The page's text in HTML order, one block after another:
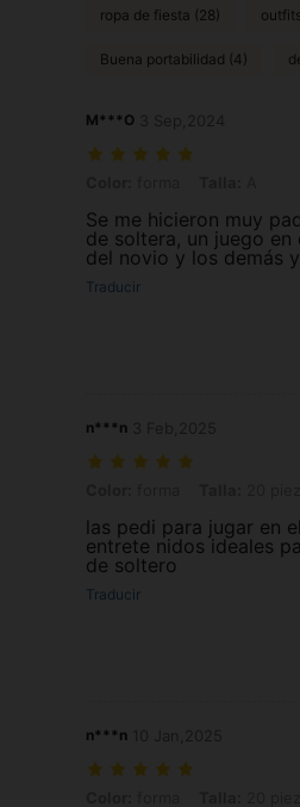
ropa de fiesta (28)
Buena portabilidad (4)
M***O
Se me hicieron muy
de soltera, un juego
del novio y los demás
Traducir
n***n
las pedi para jugar en
entrete nidos ideales
de soltero
Traducir
n***n